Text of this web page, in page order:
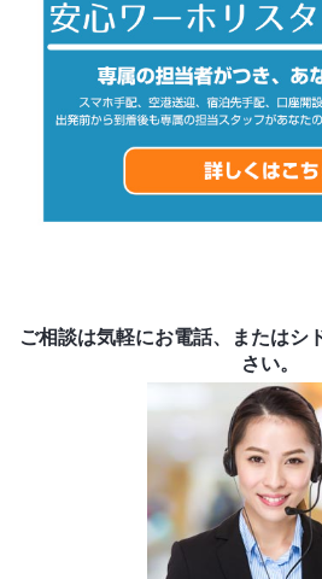
ご相談は気軽にお電話、またはシ
さい。